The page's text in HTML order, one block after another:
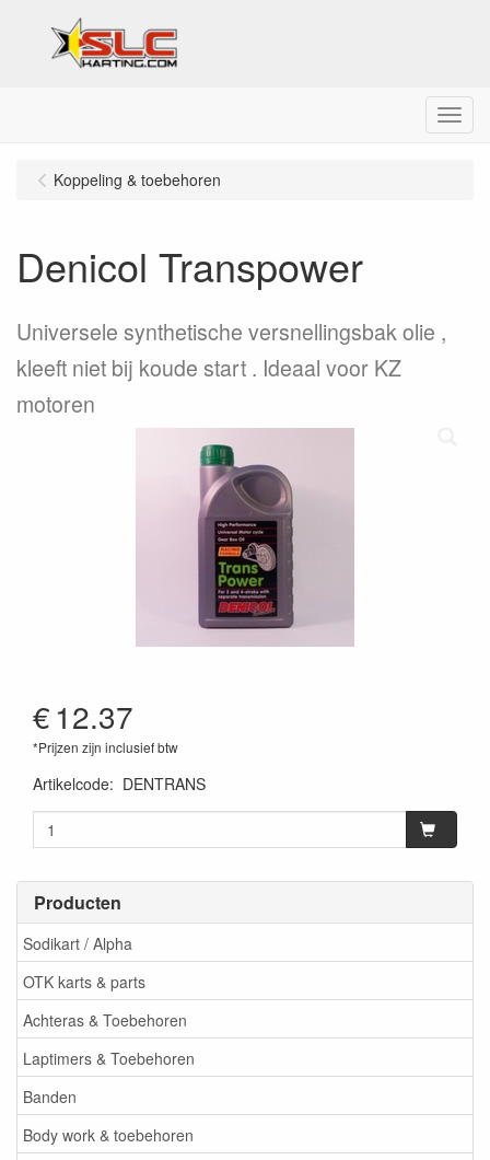
Menu
Producten
Sodikart / Alpha
OTK karts & parts
Achteras & Toebehoren
Laptimers & Toebehoren
Banden
Body work & toebehoren
Koppeling & toebehoren
Denicol Transpower
Universele synthetische versnellingsbak olie ,
kleeft niet bij koude start . Ideaal voor KZ
motoren
€12.37
*Prijzen zijn inclusief btw
Artikelcode: DENTRANS